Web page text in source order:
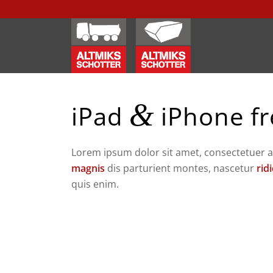
iPad & iPhone
Lorem ipsum dolor sit amet, consectetuer
magnis dis parturient montes, nascetur
quis enim.